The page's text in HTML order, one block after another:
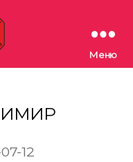
Меню
12